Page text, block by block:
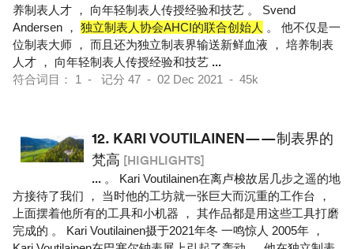
养制表人才 ， 向年轻制表人传授经验和技艺 。 Svend
Andersen ， 独立制表人协会AHCI的联合创始人 。 他不仅是一
位制表大师 ， 而且还为独立制表界输送新鲜血液 ， 培养制表
人才 ， 向年轻制表人传授经验和技艺 ...
符合词目： 1 - 记分 47 - 02 Dec 2021 - 45k
12. KARI VOUTILAINEN——制表界的
梵高 [HIGHLIGHTS]
... 。 Kari Voutilainen在离卢梭故居几步之遥的地
方接待了我们 ， 当时他的工坊就一张巨大而沉重的工作台 ，
上面摆着他所有的工具和小机器 ， 其作品都是用这些工具打磨
完成的 。 Kari Voutilainen摄于2021年冬 一鸣惊人 2005年 ，